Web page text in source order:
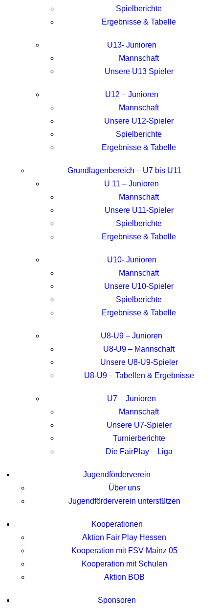
Spielberichte
Ergebnisse & Tabelle
U13- Junioren
Mannschaft
Unsere U13 Spieler
U12 – Junioren
Mannschaft
Unsere U12-Spieler
Spielberichte
Ergebnisse & Tabelle
Grundlagenbereich – U7 bis U11
U 11 – Junioren
Mannschaft
Unsere U11-Spieler
Spielberichte
Ergebnisse & Tabelle
U10- Junioren
Mannschaft
Unsere U10-Spieler
Spielberichte
Ergebnisse & Tabelle
U8-U9 – Junioren
U8-U9 – Mannschaft
Unsere U8-U9-Spieler
U8-U9 – Tabellen & Ergebnisse
U7 – Junioren
Mannschaft
Unsere U7-Spieler
Turnierberichte
Die FairPlay – Liga
Jugendförderverein
Über uns
Jugendförderverein unterstützen
Kooperationen
Aktion Fair Play Hessen
Kooperation mit FSV Mainz 05
Kooperation mit Schulen
Aktion BOB
Sponsoren